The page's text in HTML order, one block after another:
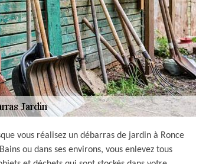
vous réalisez un débarras de jardin à Ronce
ou dans ses environs, vous enlevez tous